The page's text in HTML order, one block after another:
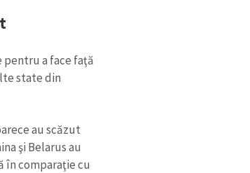
a face faţă
state din
au scăzut
şi Belarus au
în comparaţie cu